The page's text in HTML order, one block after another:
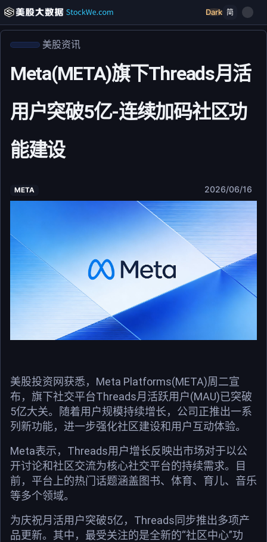
Dark 简
美股资讯
Meta(META)旗下Threads月活
用户突破5亿-连续加码社区功
能建设
META 2026/06/16
美股投资网获悉，Meta Platforms(META)周二宣
布，旗下社交平台Threads月活跃用户(MAU)已突破
5亿大关。随着用户规模持续增长，公司正推出一系
列新功能，进一步强化社区建设和用户互动体验。
Meta表示，Threads用户增长反映出市场对于以公
开讨论和社区交流为核心社交平台的持续需求。目
前，平台上的热门话题涵盖图书、体育、育儿、音乐
等多个领域。
为庆祝月活用户突破5亿，Threads同步推出多项产
品更新。其中，最受关注的是全新的“社区中心”功